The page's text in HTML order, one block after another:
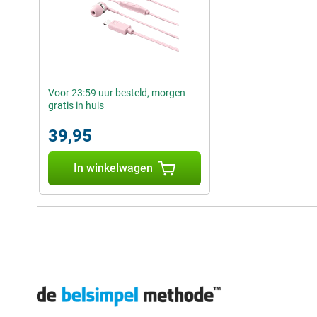
Voor 23:59 uur besteld, morgen
gratis in huis
39,95
In winkelwagen